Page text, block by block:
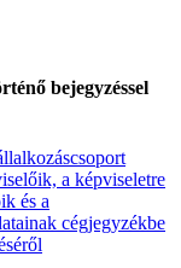
bejegyzéssel
a képviseletre
és a
cégjegyzékbe